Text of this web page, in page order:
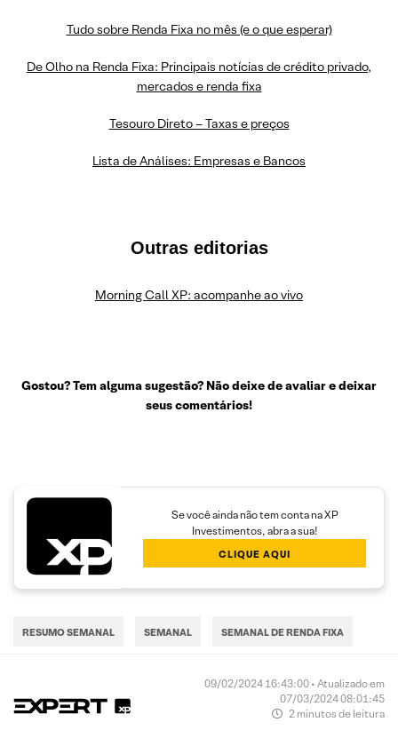
Tudo sobre Renda Fixa no mês (e o que esperar)
De Olho na Renda Fixa: Principais notícias de crédito privado,
mercados e renda fixa
Tesouro Direto – Taxas e preços
Lista de Análises: Empresas e Bancos
Outras editorias
Morning Call XP: acompanhe ao vivo
Gostou? Tem alguma sugestão? Não deixe de avaliar e deixar
seus comentários!
Se você ainda não tem conta na XP
Investimentos, abra a sua!
CLIQUE AQUI
RESUMO SEMANAL SEMANAL SEMANAL DE RENDA FIXA
09/02/2024 16:43:00 • Atualizado em
07/03/2024 08:01:45
2 minutos de leitura